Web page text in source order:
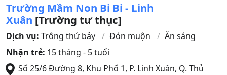
Trường Mầm Non Bi Bi - Linh
Xuân [Trường tư thục]
Dịch vụ: Trông thứ bảy Đón muộn
Ăn sáng
Nhận trẻ: 15 tháng - 5 tuổi
Số 25/6 Đường 8, Khu Phố 1, P. Linh Xuân, Q. Thủ